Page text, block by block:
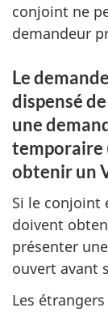
conjoint ne
demandeur
Le
dispensé
une
temporaire
obtenir un
Si le conjoint
doivent
présenter
ouvert avant
Les